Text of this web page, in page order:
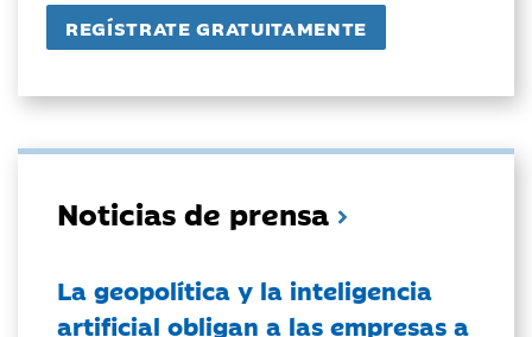
Noticias de prensa
La geopolítica y la inteligencia
artificial obligan a las empresas a